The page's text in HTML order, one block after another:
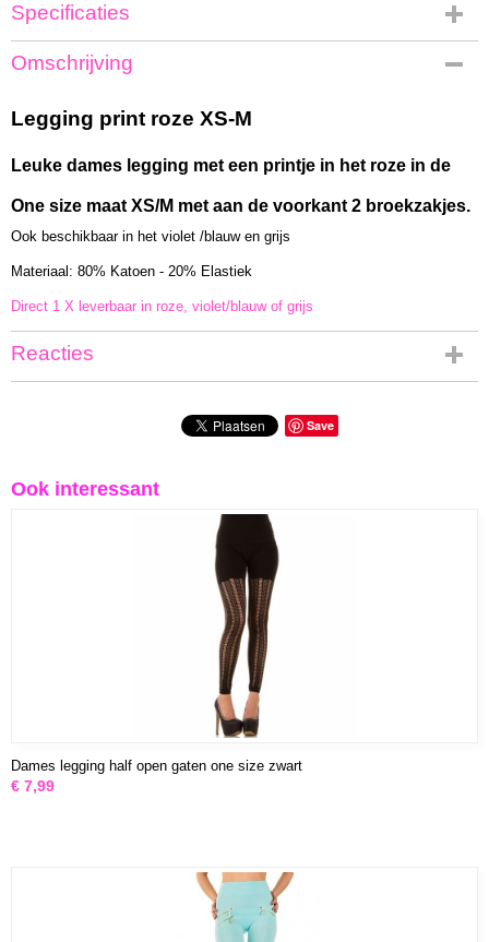
Specificaties
Productcode
SW-931-roze
0,60 Kg
Omschrijving
Legging print roze XS-M
Leuke dames legging met een printje in het roze in de
One size maat XS/M met aan de voorkant 2 broekzakjes.
Ook beschikbaar in het violet /blauw en grijs
Materiaal: 80% Katoen - 20% Elastiek
Direct 1 X leverbaar in roze, violet/blauw of grijs
Reacties
Save
Ook interessant
Dames legging half open gaten one size zwart
€ 7,99